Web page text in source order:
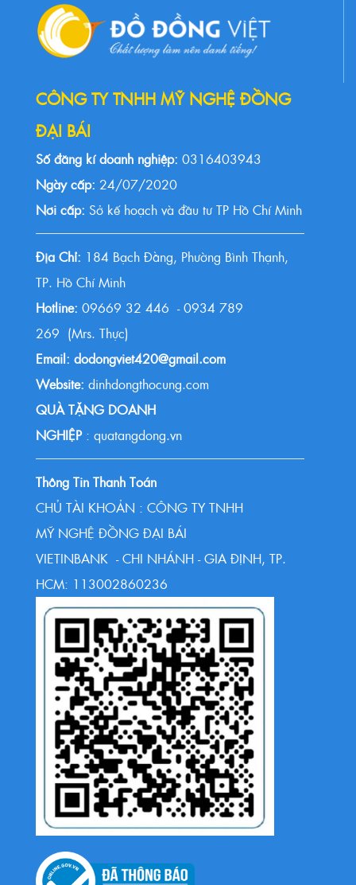
CÔNG TY TNHH MỸ NGHỆ ĐỒNG
ĐẠI BÁI
Số đăng kí doanh nghiệp: 0316403943
Ngày cấp: 24/07/2020
Nơi cấp: Sở kế hoạch và đầu tư TP Hồ Chí Minh
Địa Chỉ: 184 Bạch Đằng, Phường Bình Thạnh,
TP. Hồ Chí Minh
Hotline: 09669 32 446 - 0934 789
269 (Mrs. Thực)
Email: dodongviet420@gmail.com
Website: dinhdongthocung.com
QUÀ TẶNG DOANH
NGHIỆP : quatangdong.vn
Thông Tin Thanh Toán
CHỦ TÀI KHOẢN : CÔNG TY TNHH
MỸ NGHỆ ĐỒNG ĐẠI BÁI
VIETINBANK - CHI NHÁNH - GIA ĐỊNH, TP.
HCM: 113002860236